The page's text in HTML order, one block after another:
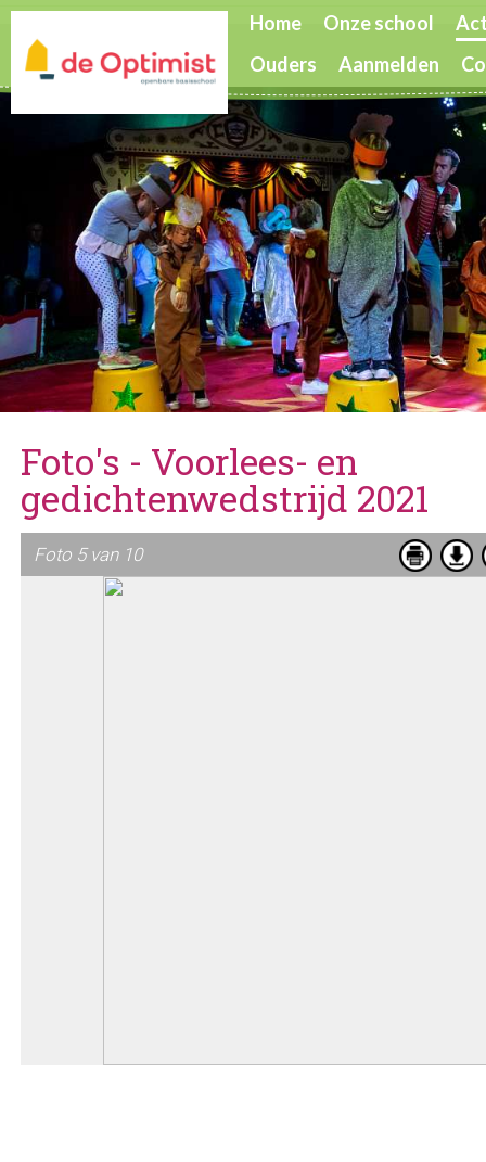
Home Onze school
Ouders
Aanmelden
Foto's - Voorlees- en
gedichtenwedstrijd 2021
Foto 5 van 10